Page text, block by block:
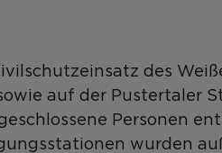
des
auf der Pustertaler
Personen
wurden